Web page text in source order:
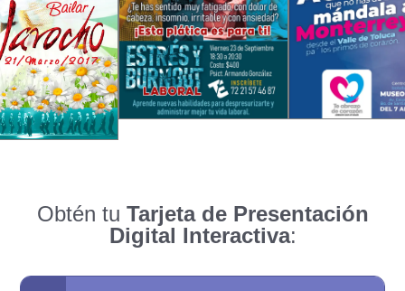
Obtén tu Tarjeta de Presentación
Digital Interactiva: